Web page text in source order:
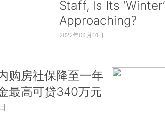
Staff, Is Its ‘Winter’
Approaching?
2022年04月01日
购房社保降至一年
最高可贷340万元